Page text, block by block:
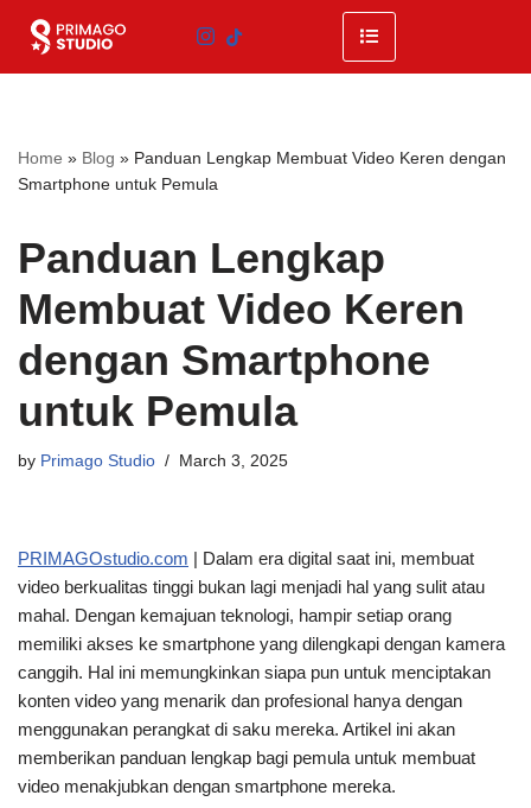
Home » Blog » Panduan Lengkap Membuat Video Keren dengan
Smartphone untuk Pemula
Panduan Lengkap
Membuat Video Keren
dengan Smartphone
untuk Pemula
by Primago Studio March 3, 2025
PRIMAGOstudio.com | Dalam era digital saat ini, membuat
video berkualitas tinggi bukan lagi menjadi hal yang sulit atau
mahal. Dengan kemajuan teknologi, hampir setiap orang
memiliki akses ke smartphone yang dilengkapi dengan kamera
canggih. Hal ini memungkinkan siapa pun untuk menciptakan
konten video yang menarik dan profesional hanya dengan
menggunakan perangkat di saku mereka. Artikel ini akan
memberikan panduan lengkap bagi pemula untuk membuat
video menakjubkan dengan smartphone mereka.